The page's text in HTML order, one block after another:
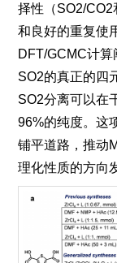
择性（SO2/CO2
和良好的重复使
DFT/GCMC计算
SO2的真正的四
SO2分离可以在
96%的纯度。这
铺平道路，推动
理化性质的方向